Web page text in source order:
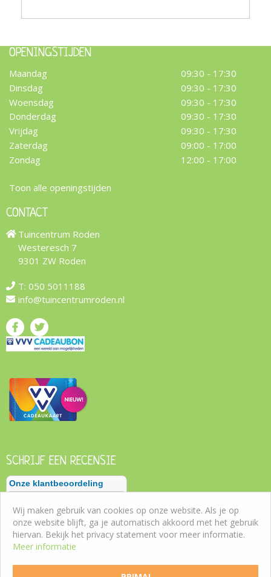
OPENINGSTIJDEN
Maandag
09:30 - 17:30
Dinsdag
09:30 - 17:30
Woensdag
09:30 - 17:30
Donderdag
09:30 - 17:30
Vrijdag
09:30 - 17:30
Zaterdag
09:00 - 17:00
Zondag
12:00 - 17:00
Toon alle openingstijden
CONTACT
Tuincentrum Roden
Westeresch 7
9301 ZW Roden
T: 050 5011188
info@tuincentrumroden.nl
SCHRIJF EEN RECENSIE
Wij maken gebruik van cookies op onze website. Als je op
onze website blijft, ga je automatisch akkoord met het gebruik
hiervan. Bekijk het privacy statement voor meer informatie.
Meer informatie